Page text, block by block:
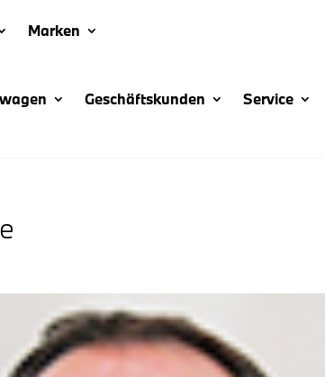
Marken
Geschäftskunden Service